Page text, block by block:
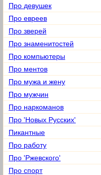
Про девушек
Про евреев
Про зверей
Про знаменитостей
Про компьютеры
Про ментов
Про мужа и жену
Про мужчин
Про наркоманов
Про 'Новых Русских'
Пикантные
Про работу
Про 'Ржевского'
Про спорт